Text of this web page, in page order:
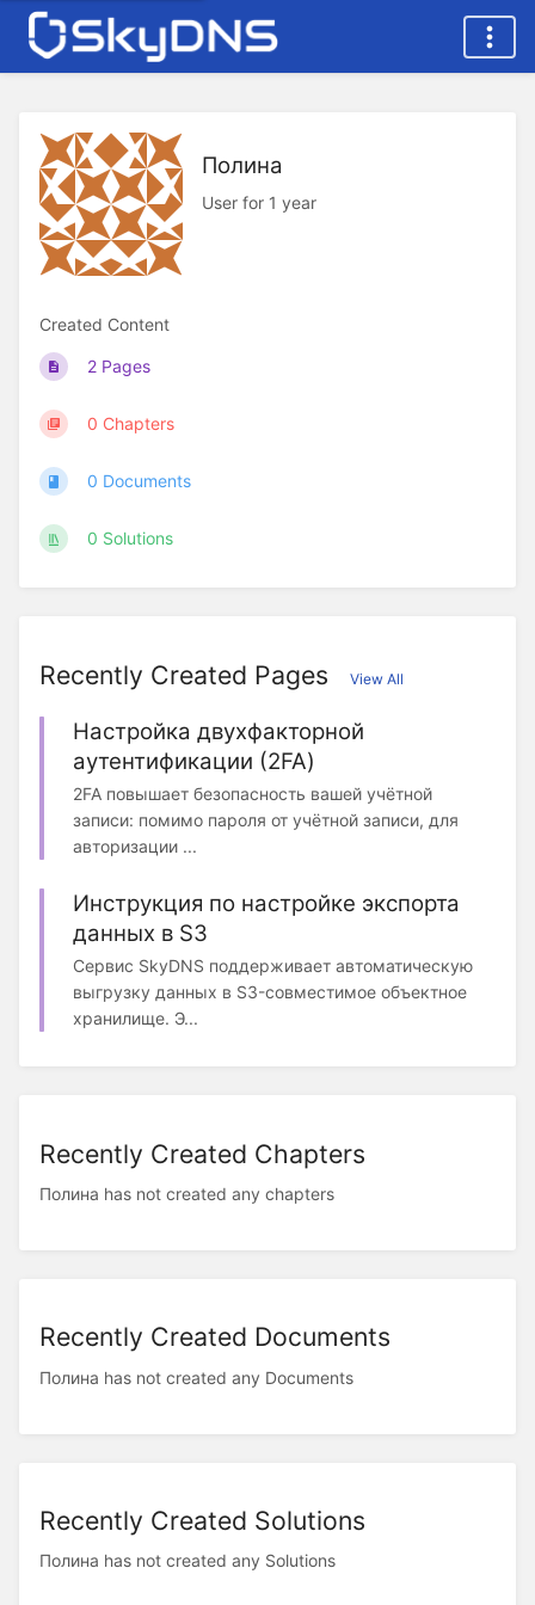
Полина
User for 1 year
Created Content
2 Pages
0 Chapters
0 Documents
0 Solutions
Recently Created Pages View All
Настройка двухфакторной
аутентификации (2FA)
2FA повышает безопасность вашей учётной
записи: помимо пароля от учётной записи, для
авторизации ...
Инструкция по настройке экспорта
данных в S3
Сервис SkyDNS поддерживает автоматическую
выгрузку данных в S3-совместимое объектное
хранилище. Э...
Recently Created Chapters
Полина has not created any chapters
Recently Created Documents
Полина has not created any Documents
Recently Created Solutions
Полина has not created any Solutions